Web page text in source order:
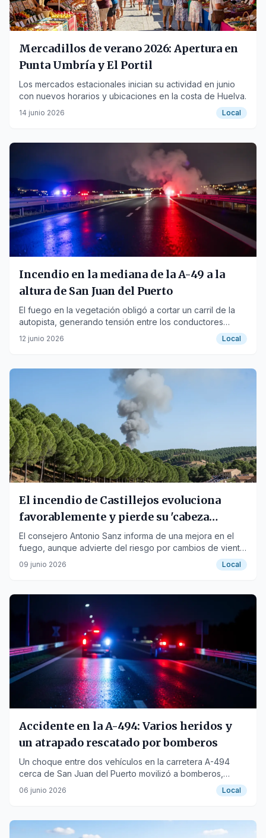
Mercadillos de verano 2026: Apertura en
Punta Umbría y El Portil
Los mercados estacionales inician su actividad en junio
con nuevos horarios y ubicaciones en la costa de Huelva.
14 junio 2026 Local
Incendio en la mediana de la A-49 a la
altura de San Juan del Puerto
El fuego en la vegetación obligó a cortar un carril de la
autopista, generando tensión entre los conductores
durante la tarde del viernes.
12 junio 2026 Local
El incendio de Castillejos evoluciona
favorablemente y pierde su 'cabeza
activa'
El consejero Antonio Sanz informa de una mejora en el
fuego, aunque advierte del riesgo por cambios de viento
y altas temperaturas.
09 junio 2026 Local
Accidente en la A-494: Varios heridos y
un atrapado rescatado por bomberos
Un choque entre dos vehículos en la carretera A-494
cerca de San Juan del Puerto movilizó a bomberos,
sanitarios y Guardia Civil.
06 junio 2026 Local